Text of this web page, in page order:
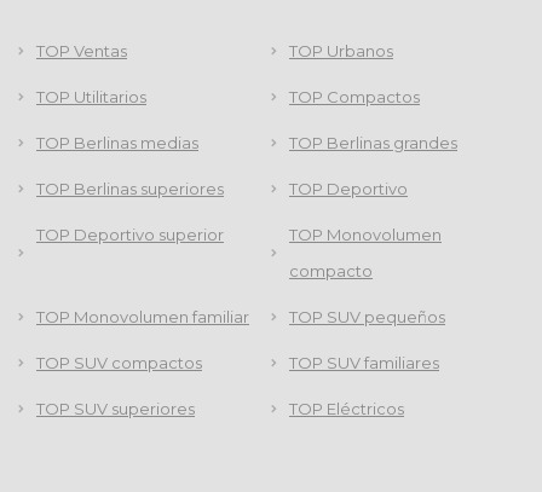
TOP Ventas TOP Urbanos
TOP Utilitarios TOP Compactos
TOP Berlinas medias TOP Berlinas grandes
TOP Berlinas superiores TOP Deportivo
TOP Deportivo superior
TOP Monovolumen
compacto
TOP Monovolumen familiar TOP SUV pequeños
TOP SUV compactos TOP SUV familiares
TOP SUV superiores TOP Eléctricos